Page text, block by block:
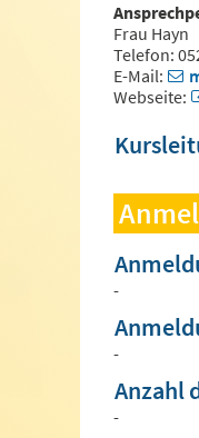
Frau Hayn
Telefon:
E-Mail:
Webseite:
-
-
Anzahl
-